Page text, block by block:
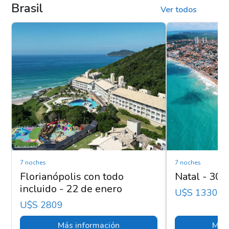
Brasil Ver todos
7 noches
Florianópolis con todo
incluido - 22 de enero
U$s 2809
Más información
7 noches
Natal - 30
U$s 1330